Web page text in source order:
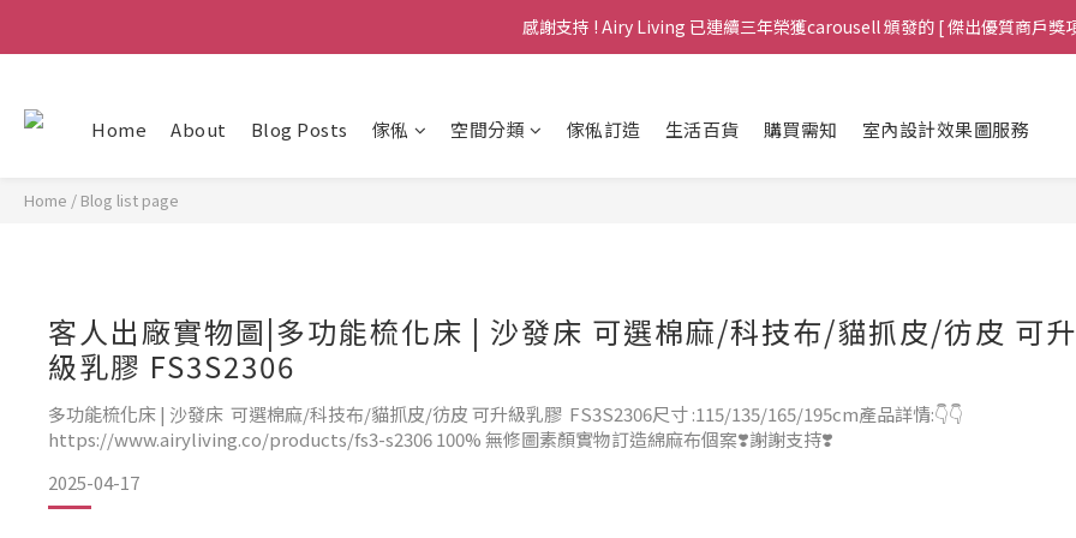
Welcome，全場傢俱免運費包送貨至港九新界，歡迎查詢 (包送上門於非偏遠地區，
感謝支持 ! Airy Living 已連續三年榮獲carousell 頒發的 [ 傑出優質商戶獎
Home About Blog Posts 傢俬 空間分類 傢俬訂造 生活百貨 購買需知 室內設計效果圖服務
Home / Blog list page
客人出廠實物圖|多功能梳化床 | 沙發床 可選棉麻/科技布/貓抓皮/彷皮 可升
級乳膠 FS3S2306
多功能梳化床 | 沙發床 可選棉麻/科技布/貓抓皮/彷皮 可升級乳膠 FS3S2306尺寸 :115/135/165/195cm產品詳情:👇👇
https://www.airyliving.co/products/fs3-s2306 100% 無修圖素顏實物訂造綿麻布個案❣️謝謝支持❣️
2025-04-17